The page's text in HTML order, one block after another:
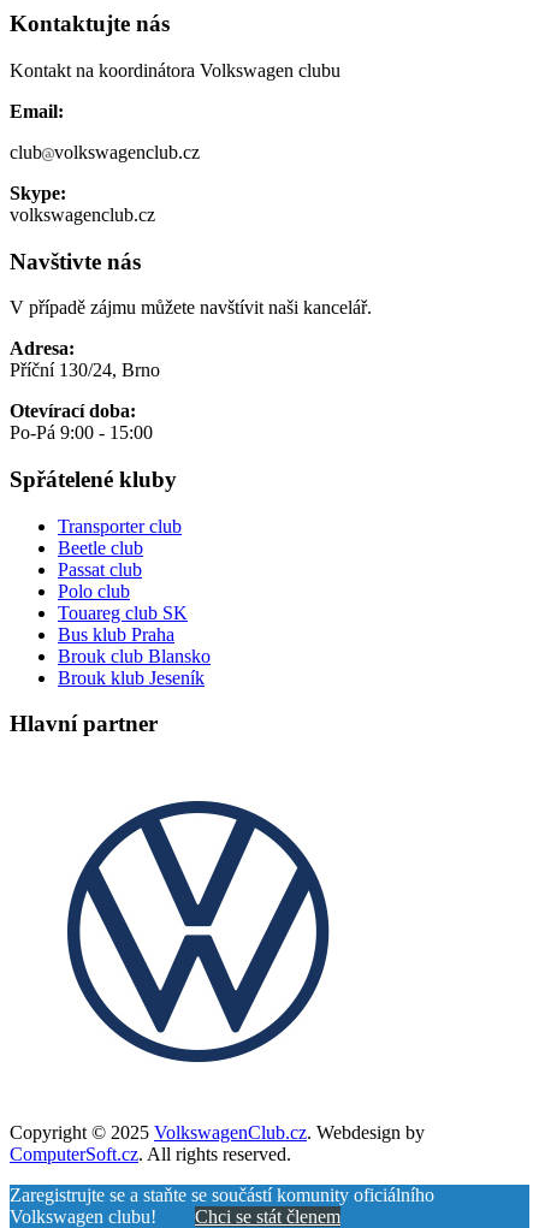
Kontaktujte nás
Kontakt na koordinátora Volkswagen clubu
Email:
club volkswagenclub.cz
Skype:
volkswagenclub.cz
Navštivte nás
V případě zájmu můžete navštívit naši kancelář.
Adresa:
Příční 130/24, Brno
Otevírací doba:
Po-Pá 9:00 - 15:00
Spřátelené kluby
Transporter club
Beetle club
Passat club
Polo club
Touareg club SK
Bus klub Praha
Brouk club Blansko
Brouk klub Jeseník
Hlavní partner
Copyright © 2025 VolkswagenClub.cz. Webdesign by
ComputerSoft.cz. All rights reserved.
Zaregistrujte se a staňte se součástí komunity oficiálního
Volkswagen clubu! Chci se stát členem